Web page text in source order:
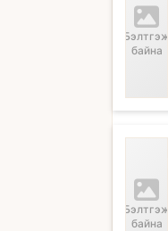
Бэлтгэж
байна
Бэлтгэж
байна